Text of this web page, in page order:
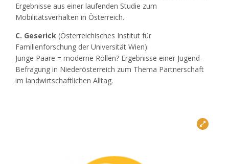
Ergebnisse aus einer laufenden Studie zum
Mobilitätsverhalten in Österreich.
C. Geserick (Österreichisches Institut für
Familienforschung der Universität Wien):
Junge Paare = moderne Rollen? Ergebnisse einer Jugend-
Befragung in Niederösterreich zum Thema Partnerschaft
im landwirtschaftlichen Alltag.